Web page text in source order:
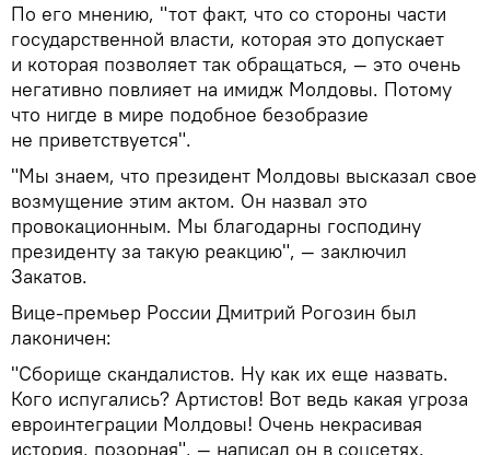
По его мнению, "тот факт, что со стороны части
государственной власти, которая это допускает
и которая позволяет так обращаться, — это очень
негативно повлияет на имидж Молдовы. Потому
что нигде в мире подобное безобразие
не приветствуется".
"Мы знаем, что президент Молдовы высказал свое
возмущение этим актом. Он назвал это
провокационным. Мы благодарны господину
президенту за такую реакцию", — заключил
Закатов.
Вице-премьер России Дмитрий Рогозин был
лаконичен:
"Сборище скандалистов. Ну как их еще назвать.
Кого испугались? Артистов! Вот ведь какая угроза
евроинтеграции Молдовы! Очень некрасивая
история, позорная", — написал он в соцсетях.